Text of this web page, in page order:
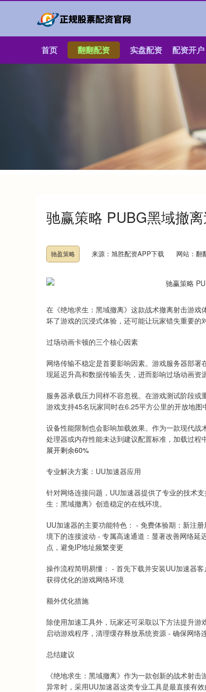
首页 翻翻配资 实盘配资 配资开户
驰赢策略 PUBG黑域撤
驰盈策略 来源：旭胜配资APP下载 网站：翻
在《绝地求生：黑域撤离》这款战术撤离射击游
坏了游戏的沉浸式体验，还可能让玩家错失重要
过场动画卡顿的三个核心因素
网络传输不稳定是首要影响因素。游戏服务器部
现延迟升高和数据传输丢失，进而影响过场动画资
服务器承载压力同样不容忽视。在游戏测试阶段
游戏支持45名玩家同时在6.25平方公里的开放地图
设备性能限制也会影响加载效果。作为一款现代
处理器或内存性能未达到建议配置标准，加载过程
展开剩余60%
专业解决方案：UU加速器应用
针对网络连接问题，UU加速器提供了专业的技术
生：黑域撤离》创造稳定的在线环境。
UU加速器的主要功能特色： - 免费体验期：新注
境下的连接波动 - 专属高速通道：显著改善网络
点，避免IP地址频繁变更
操作流程简明易懂： - 首先下载并安装UU加速器
获得优化的游戏网络环境
额外优化措施
除使用加速工具外，玩家还可采取以下方法提升
启动游戏程序，清理缓存释放系统资源 - 确保网
总结建议
《绝地求生：黑域撤离》作为一款创新的战术射
异常时，采用UU加速器这类专业工具是最直接有
上证指数 3900.35